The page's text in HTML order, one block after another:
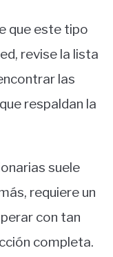
que este tipo
revise la lista
las
respaldan la
suele
requiere un
con tan
completa.